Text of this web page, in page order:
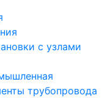
с узлами
трубопровода